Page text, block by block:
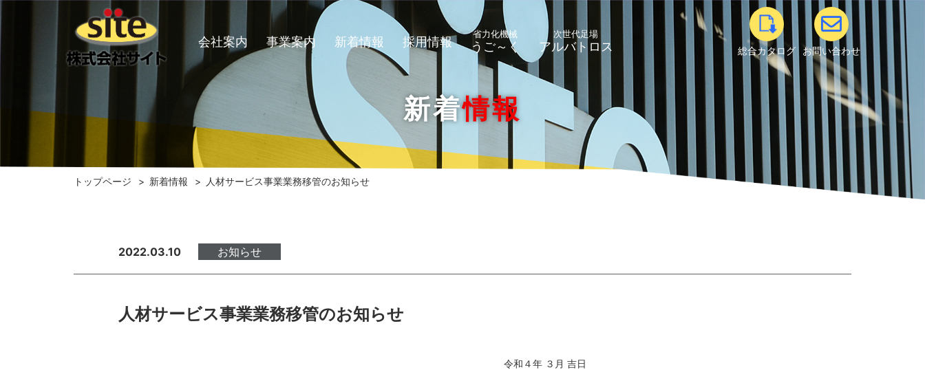
会社案内 事業案内 新着情報 採用情報 省力化機械
うご～く
次世代足場
アルバトロス 総合カタログ お問い合わせ
新着情報
トップページ 新着情報 人材サービス事業業務移管のお知らせ
2022.03.10 お知らせ
人材サービス事業業務移管のお知らせ
令和４年 ３月 吉日